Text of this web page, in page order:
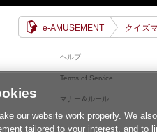
e-AMUSEMENT クイズ
ヘルプ
Terms of Service
マナー＆ルール
our website work properly. We
tailored to your interest, and to